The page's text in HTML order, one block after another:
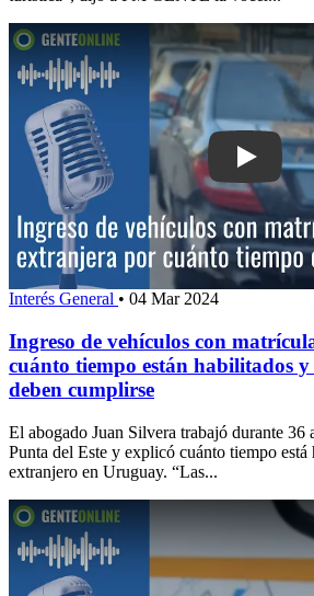
Play:
Interés General • 04 Mar 2024
Ingreso de vehículos con
cuánto tiempo están habilitados
deben cumplirse
El abogado Juan Silvera trabajó durante 36
Punta del Este y explicó cuánto tiempo
extranjero en Uruguay. “Las...